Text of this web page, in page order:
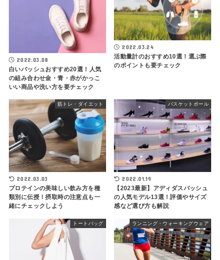
2022.03.08
白いバッシュおすすめ20選！人気
の組み合わせ金・青・赤がかっこ
いい商品や洗い方を要チェック
2022.03.24
活動量計のおすすめ10選！選ぶ際
のポイントも要チェック
筋トレ・ダイエット
2022.03.03
プロテインの美味しい飲み方を種
類別に伝授！摂取時の注意点も一
緒にチェックしよう
バスケットボール
2022.01.19
【2023最新】アディダスバッシュ
の人気モデル13選！評価やサイズ
感など選び方も解説
トートバッグ ランニング・ウォーキングウェア